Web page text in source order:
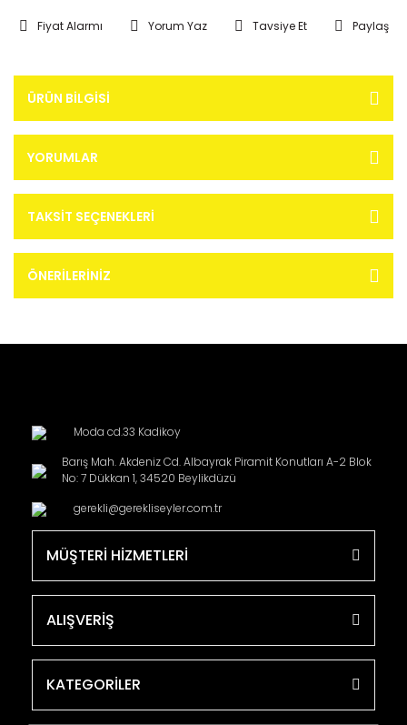
Fiyat Alarmı Yorum Yaz Tavsiye Et Paylaş
ÜRÜN BILGISI
YORUMLAR
TAKSIT SEÇENEKLERI
ÖNERILERINIZ
Moda cd.33 Kadikoy
Barış Mah. Akdeniz Cd. Albayrak Piramit Konutları A-2 Blok
No: 7 Dükkan 1, 34520 Beylikdüzü
gerekli@gerekliseyler.com.tr
MÜŞTERİ HİZMETLERİ
ALIŞVERİŞ
KATEGORİLER